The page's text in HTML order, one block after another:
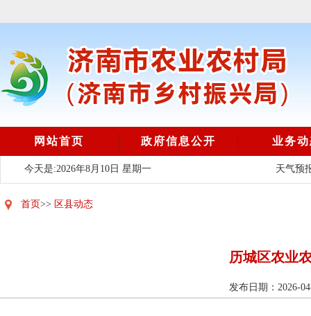
网站首页 政府信息公开 业务
今天是:2026年8月10日 星期一 天气预
首页>> 区县动态
历城区农业
发布日期：2026-